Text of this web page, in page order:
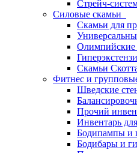
Стрейч-
Силовые скамьи
Скамьи для
Олимпийские
Скамьи
Фитнес и
Шведские
Прочий
Инвентарь
Бодипампы и
Бодибары и